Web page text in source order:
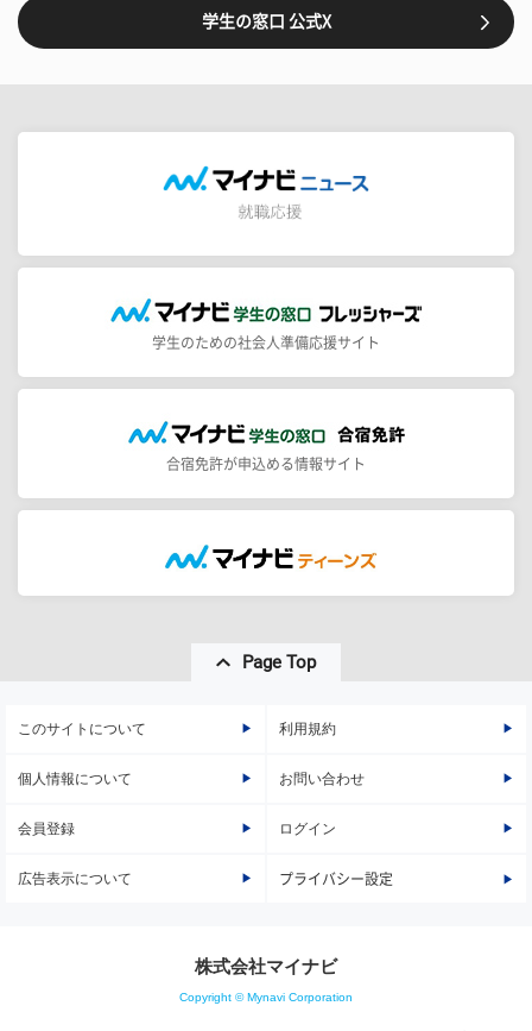
学生の窓口 公式X
学生のための社会人準備応援サイト
合宿免許が申込める情報サイト
Page Top
このサイトについて 利用規約
個人情報について お問い合わせ
会員登録 ログイン
広告表示について プライバシー設定
株式会社マイナビ
Copyright © Mynavi Corporation